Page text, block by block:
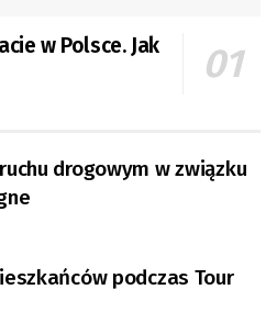
w Polsce. Jak
drogowym w związku
podczas Tour